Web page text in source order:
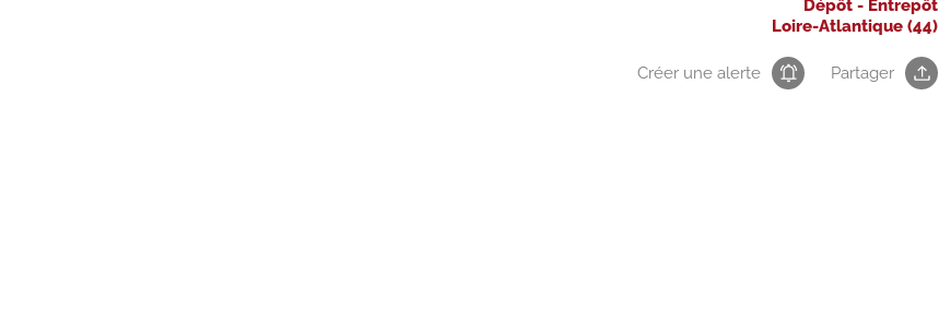
Dépôt - Entrepôt
Loire-Atlantique (44)
Créer une alerte Partager